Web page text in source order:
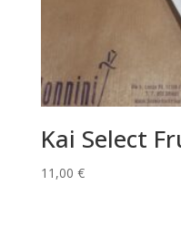
Kai Select
11,00 €